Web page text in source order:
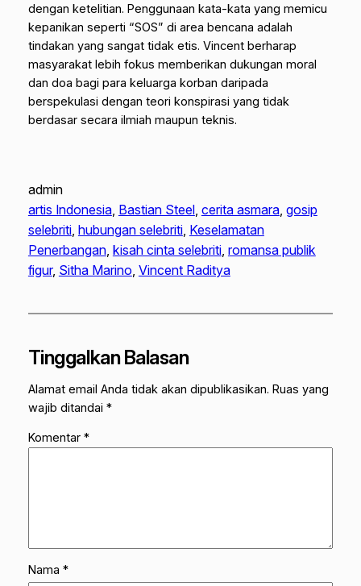
dengan ketelitian. Penggunaan kata-kata yang memicu
kepanikan seperti “SOS” di area bencana adalah
tindakan yang sangat tidak etis. Vincent berharap
masyarakat lebih fokus memberikan dukungan moral
dan doa bagi para keluarga korban daripada
berspekulasi dengan teori konspirasi yang tidak
berdasar secara ilmiah maupun teknis.
admin
artis Indonesia, Bastian Steel, cerita asmara, gosip
selebriti, hubungan selebriti, Keselamatan
Penerbangan, kisah cinta selebriti, romansa publik
figur, Sitha Marino, Vincent Raditya
Tinggalkan Balasan
Alamat email Anda tidak akan dipublikasikan. Ruas yang
wajib ditandai *
Komentar *
Nama *